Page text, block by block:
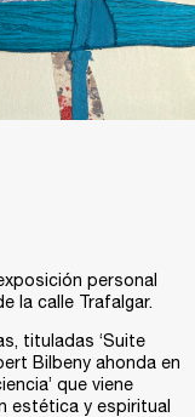
personal
la calle Trafalgar.
tituladas ‘Suite
Bilbeny ahonda en
que viene
estética y espiritual